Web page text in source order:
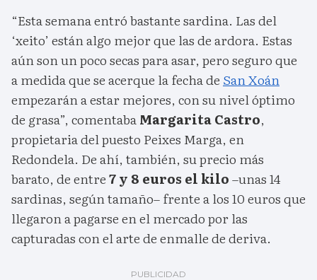
“Esta semana entró bastante sardina. Las del
‘xeito’ están algo mejor que las de ardora. Estas
aún son un poco secas para asar, pero seguro que
a medida que se acerque la fecha de San Xoán
empezarán a estar mejores, con su nivel óptimo
de grasa”, comentabaMargarita Castro,
propietaria del puesto Peixes Marga, en
Redondela. De ahí, también, su precio más
barato, de entre7 y 8 euros el kilo–unas 14
sardinas, según tamaño– frente a los 10 euros que
llegaron a pagarse en el mercado por las
capturadas con el arte de enmalle de deriva.